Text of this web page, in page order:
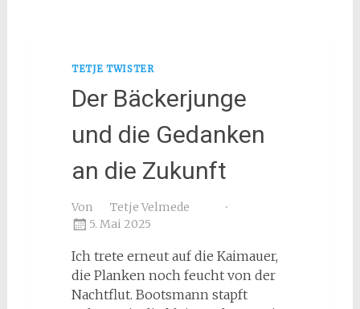
TETJE TWISTER
Der Bäckerjunge
und die Gedanken
an die Zukunft
Von
Tetje Velmede
5. Mai 2025
Ich trete erneut auf die Kaimauer,
die Planken noch feucht von der
Nachtflut. Bootsmann stapft